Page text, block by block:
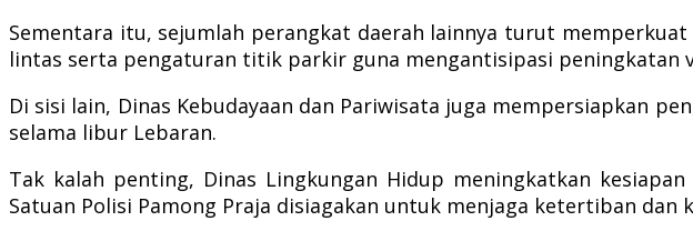
Sementara itu, sejumlah perangkat daerah lainnya turut
lintas serta pengaturan titik parkir guna mengantisipasi peningkatan
Di sisi lain, Dinas Kebudayaan dan Pariwisata juga mempersiapkan
selama libur Lebaran.
Tak kalah penting, Dinas Lingkungan Hidup meningkatkan
Satuan Polisi Pamong Praja disiagakan untuk menjaga ketertiban